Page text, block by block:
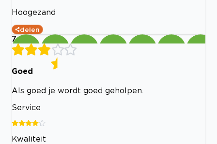
Hoogezand
delen
7
Goed
Als goed je wordt goed geholpen.
Service
Kwaliteit